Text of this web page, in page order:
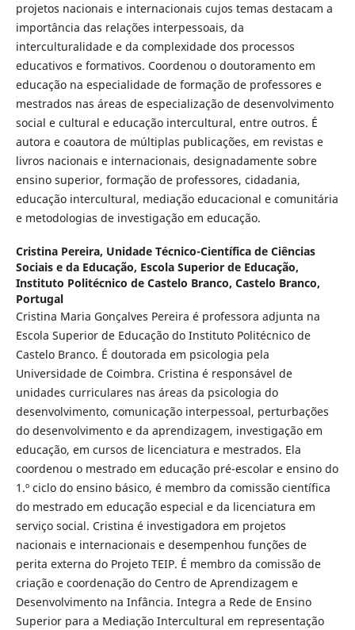
projetos nacionais e internacionais cujos temas destacam a
importância das relações interpessoais, da
interculturalidade e da complexidade dos processos
educativos e formativos. Coordenou o doutoramento em
educação na especialidade de formação de professores e
mestrados nas áreas de especialização de desenvolvimento
social e cultural e educação intercultural, entre outros. É
autora e coautora de múltiplas publicações, em revistas e
livros nacionais e internacionais, designadamente sobre
ensino superior, formação de professores, cidadania,
educação intercultural, mediação educacional e comunitária
e metodologias de investigação em educação.
Cristina Pereira, Unidade Técnico-Científica de Ciências
Sociais e da Educação, Escola Superior de Educação,
Instituto Politécnico de Castelo Branco, Castelo Branco,
Portugal
Cristina Maria Gonçalves Pereira é professora adjunta na
Escola Superior de Educação do Instituto Politécnico de
Castelo Branco. É doutorada em psicologia pela
Universidade de Coimbra. Cristina é responsável de
unidades curriculares nas áreas da psicologia do
desenvolvimento, comunicação interpessoal, perturbações
do desenvolvimento e da aprendizagem, investigação em
educação, em cursos de licenciatura e mestrados. Ela
coordenou o mestrado em educação pré-escolar e ensino do
1.º ciclo do ensino básico, é membro da comissão científica
do mestrado em educação especial e da licenciatura em
serviço social. Cristina é investigadora em projetos
nacionais e internacionais e desempenhou funções de
perita externa do Projeto TEIP. É membro da comissão de
criação e coordenação do Centro de Aprendizagem e
Desenvolvimento na Infância. Integra a Rede de Ensino
Superior para a Mediação Intercultural em representação